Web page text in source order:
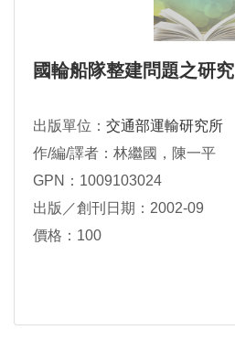
國輪船隊整建問題之研究
出版單位： 交通部運輸研究所
作/編/譯者：林繼國，陳一平
GPN：1009103024
出版／創刊日期：2002-09
價格：100